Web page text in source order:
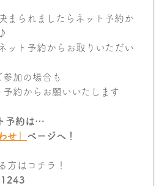
まられましたらネット予約か
ット予約からお取りいただい
加の場合も
約からお願いいたします
予約は…
せ」
ページへ！
方はコチラ！